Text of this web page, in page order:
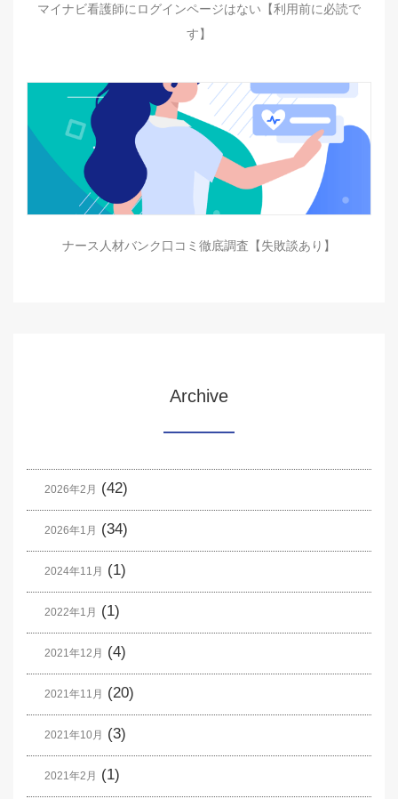
マイナビ看護師にログインページはない【利用前に必読で
す】
ナース人材バンク口コミ徹底調査【失敗談あり】
Archive
2026年2月 (42)
2026年1月 (34)
2024年11月 (1)
2022年1月 (1)
2021年12月 (4)
2021年11月 (20)
2021年10月 (3)
2021年2月 (1)